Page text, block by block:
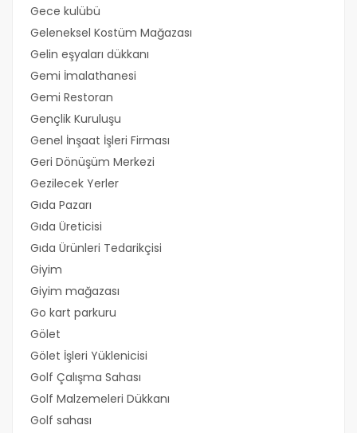
Gece kulübü
Geleneksel Kostüm Mağazası
Gelin eşyaları dükkanı
Gemi İmalathanesi
Gemi Restoran
Gençlik Kuruluşu
Genel İnşaat İşleri Firması
Geri Dönüşüm Merkezi
Gezilecek Yerler
Gıda Pazarı
Gıda Üreticisi
Gıda Ürünleri Tedarikçisi
Giyim
Giyim mağazası
Go kart parkuru
Gölet
Gölet İşleri Yüklenicisi
Golf Çalışma Sahası
Golf Malzemeleri Dükkanı
Golf sahası